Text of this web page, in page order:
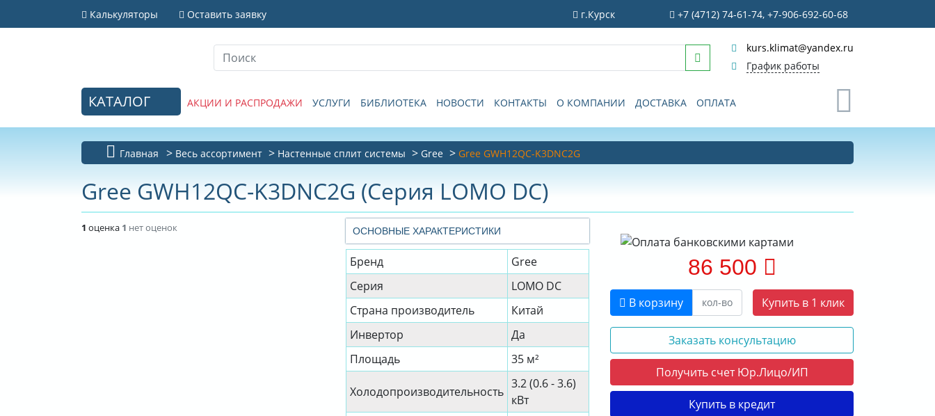
Калькуляторы Оставить заявку г.Курск +7 (4712) 74-61-74, +7-906-692-60-68
kurs.klimat@yandex.ru
График работы
КАТАЛОГ АКЦИИ И РАСПРОДАЖИ УСЛУГИ БИБЛИОТЕКА НОВОСТИ КОНТАКТЫ О КОМПАНИИ ДОСТАВКА ОПЛАТА
Главная Весь ассортимент Настенные сплит системы Gree Gree GWH12QC-K3DNC2G
Gree GWH12QC-K3DNC2G (Серия LOMO DC)
1 оценка 1 нет оценок ОСНОВНЫЕ ХАРАКТЕРИСТИКИ
Бренд
Gree
Серия
LOMO DC
Страна производитель
Китай
Инвертор
Да
Площадь
35 м²
Холодопроизводительность
3.2 (0.6 - 3.6)
кВт
86 500
В корзину Купить в 1 клик
Заказать консультацию
Получить счет Юр.Лицо/ИП
Купить в кредит